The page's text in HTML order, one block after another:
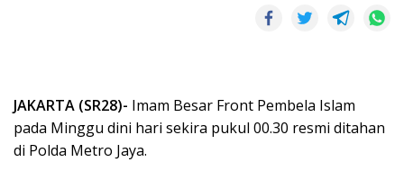
JAKARTA (SR28)- Imam Besar Front Pembela Islam
pada Minggu dini hari sekira pukul 00.30 resmi ditahan
di Polda Metro Jaya.